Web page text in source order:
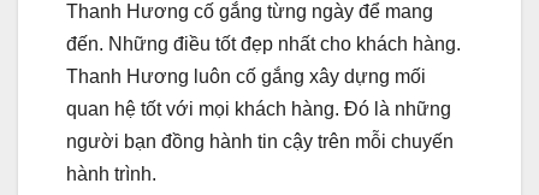
Thanh Hương cố gắng từng ngày để mang
đến. Những điều tốt đẹp nhất cho khách hàng.
Thanh Hương luôn cố gắng xây dựng mối
quan hệ tốt với mọi khách hàng. Đó là những
người bạn đồng hành tin cậy trên mỗi chuyến
hành trình.